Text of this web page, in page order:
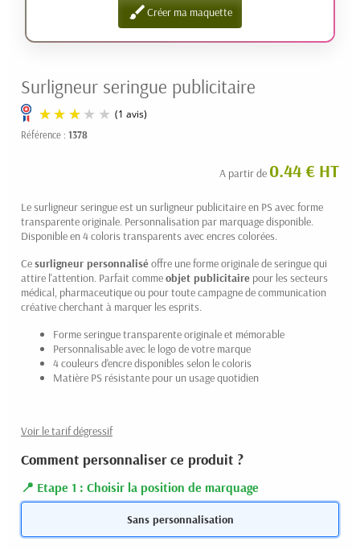
brushCréer ma maquette
Surligneur seringue publicitaire
(1 avis)
Référence : 1378
A partir de 0.44 € HT
Le surligneur seringue est un surligneur publicitaire en PS avec forme
transparente originale. Personnalisation par marquage disponible.
Disponible en 4 coloris transparents avec encres colorées.
Cesurligneur personnaliséoffre une forme originale de seringue qui
attire l'attention. Parfait commeobjet publicitaire pour les secteurs
médical, pharmaceutique ou pour toute campagne de communication
créative cherchant à marquer les esprits.
Forme seringue transparente originale et mémorable
Personnalisable avec le logo de votre marque
4 couleurs d'encre disponibles selon le coloris
Matière PS résistante pour un usage quotidien
Voir le tarif dégressif
Comment personnaliser ce produit ?
Etape 1 : Choisir la position de marquage
Sans personnalisation